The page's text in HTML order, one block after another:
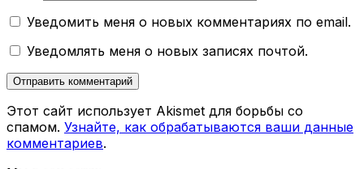
Уведомить меня о новых комментариях по email.
Уведомлять меня о новых записях почтой.
Этот сайт использует Akismet для борьбы со
спамом. Узнайте, как обрабатываются ваши данные
комментариев.